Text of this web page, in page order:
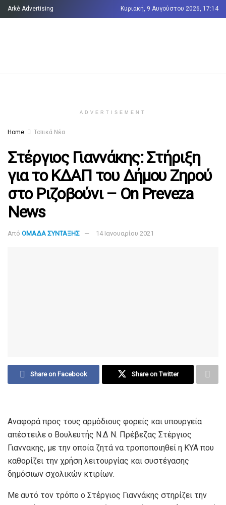
Arkè Advertising Κυριακή, 9 Αυγούστου 2026, 17:14
ADVERTISEMENT
Home Τοπικά Νέα
Στέργιος Γιαννάκης: Στήριξη
για το ΚΔΑΠ του Δήμου Ζηρού
στο Ριζοβούνι – On Preveza
News
Από ΟΜΑΔΑ ΣΥΝΤΑΞΗΣ 14 Ιανουαρίου 2021
Share on Facebook Share on Twitter
Αναφορά προς τους αρμόδιους φορείς και υπουργεία
απέστειλε ο Βουλευτής Ν.Δ Ν. Πρέβεζας Στέργιος
Γιαννακης, με την οποία ζητά να τροποποιηθεί η ΚΥΑ που
καθορίζει την χρήση λειτουργίας και συστέγασης
δημόσιων σχολικών κτιρίων.
Με αυτό τον τρόπο ο Στέργιος Γιαννάκης στηρίζει την